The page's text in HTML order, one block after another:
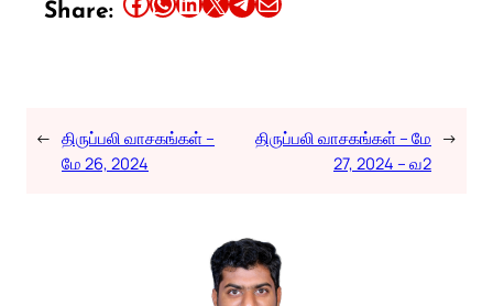
Share:
← திருப்பலி வாசகங்கள் –
மே 26, 2024
திருப்பலி வாசகங்கள் – மே
27, 2024 – வ2
→